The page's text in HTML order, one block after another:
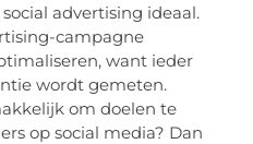
advertising ideaal.
campagne
want ieder
wordt gemeten.
om doelen te
op social media? Dan